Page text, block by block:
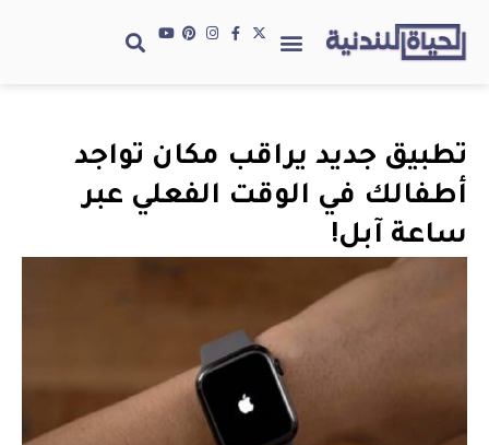
تطبيق جديد يراقب مكان تواجد
أطفالك في الوقت الفعلي عبر
ساعة آبل!